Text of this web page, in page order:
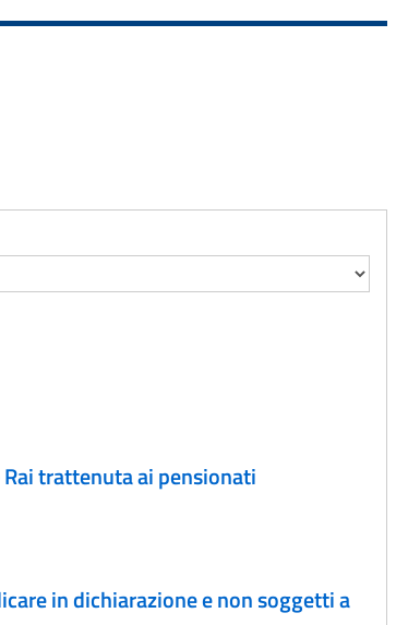
trattenuta ai pensionati
in dichiarazione e non soggetti a